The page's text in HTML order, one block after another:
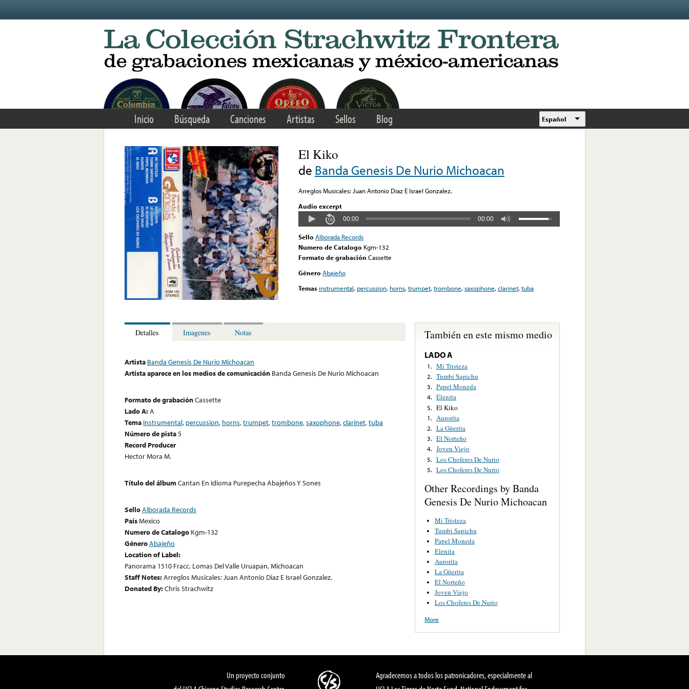
Inicio Búsqueda Canciones Artistas Sellos Blog Español
El Kiko
de Banda Genesis De Nurio Michoacan
Arreglos Musicales: Juan Antonio Diaz E Israel Gonzalez.
Audio excerpt
00:00 00:00
Sello Alborada Records
Numero de Catalogo Kgm-132
Formato de grabación Cassette
Género Abajeño
Temas instrumental, percussion, horns,trumpet,trombone,saxophone,clarinet,tuba
Detalles Imagenes Notas
Artista Banda Genesis De Nurio Michoacan
Artista aparece en los medios de comunicación Banda Genesis De Nurio Michoacan
Formato de grabaciónCassette
Lado A:A
Tema instrumental, percussion, horns,trumpet,trombone,saxophone,clarinet,tuba
Número de pista5
Record Producer
Hector Mora M.
Título del álbumCantan En Idioma Purepecha Abajeños Y Sones
SelloAlborada Records
PaísMexico
Numero de Catalogo Kgm-132
GéneroAbajeño
Location of Label:
Panorama 1510 Fracc. Lomas Del Valle Uruapan, Michoacan
Staff Notes:Arreglos Musicales: Juan Antonio Diaz E Israel Gonzalez.
Donated By:Chris Strachwitz
También en este mismo medio
LADO A
1. Mi Tristeza
2. Tumbi Sapichu
3. Papel Moneda
4. Elenita
5. El Kiko
1. Aurorita
2. La Güerita
3. El Norteño
4. Joven Viejo
5. Los Choferes De Nurio
5. Los Choferes De Nurio
Other Recordings by Banda
Genesis De Nurio Michoacan
Mi Tristeza
Tumbi Sapichu
Papel Moneda
Elenita
Aurorita
La Güerita
El Norteño
Joven Viejo
Los Choferes De Nurio
More
Un proyecto conjunto
Agradecemos a todos los patronicadores, especialmente al